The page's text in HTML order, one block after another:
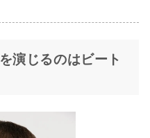
演じるのはビート